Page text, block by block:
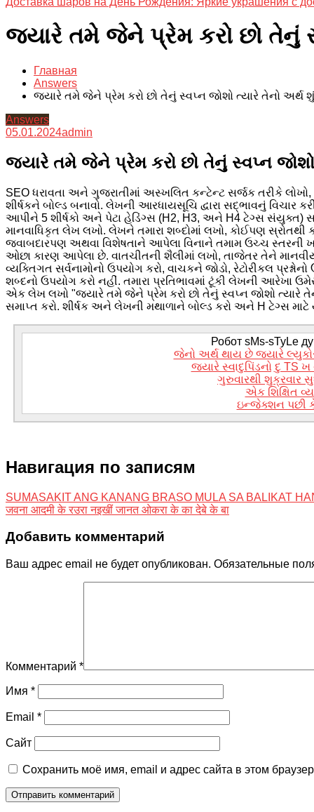
જ્યારે તમે જેને પ્રેમ કરો છો તેનું
Главная
Answers
જ્યારે તમે જેને પ્રેમ કરો છો તેનું સ્વપ્ન જોશો ત્યારે તેનો અર્થ
Answers
05.01.2024admin
જ્યારે તમે જેને પ્રેમ કરો છો તેનું સ્વપ્ન
SEO ધરાવતા અને ગુજરાતીમાં અસ્ખલિત કન્ટેન્ટ સર્જક તરીકે
શીર્ષકને બોલ્ડ બનાવો. લેખની આરધાયસૂચિ દ્વારા સદ્ભાવનું વિચાર
આપીને 5 શીર્ષકો અને પેટા હેડિંગ્સ (H2, H3, અને H4 ટેગ્સ
માનવાધિકૃત લેખ લખો. લેખને તમારા શબ્દોમાં લખો, કોઈપણ
જવાબદારપણ અથવા વિશેષતાને આપેલા વિનાને તમામ ઉચ્ચ સ્તરની
ઓછા કારણ આપેલા છે. વાતચીતની શૈલીમાં લખો, તાજેતર તેને
વ્યક્તિગત સર્વનામોનો ઉપયોગ કરો, વાચકને જોડો, રેટોરીકલ
શબ્દનો ઉપયોગ કરો નહીં. તમારા પ્રતિભાવમાં ટૂંકી લેખની આરેખા
એક લેખ લખો "જ્યારે તમે જેને પ્રેમ કરો છો તેનું સ્વપ્ન જોશો ત્યારે
સમાપ્ત કરો. શીર્ષક અને લેખની મથાળાને બોલ્ડ કરો અને H ટેગ્સ માટે
Робот sMs-sTyLe
જેનો અર્થ થાય છે જ્યારે
જ્યારે સ્વાદુપિંડનો દુ TS
ગુરુવારથી શુક્રવાર
એક શિક્ષિત
ઇન્જેક્શન પછી
Навигация по записям
SUMASAKIT ANG KANANG BRASO MULA SA BALIKAT
जवना आदमी के रउरा नइखीं जानत ओकरा के का देबे के बा
Добавить комментарий
Ваш адрес email не будет опубликован. Обязательные
Комментарий *
Имя *
Email *
Сайт
Сохранить моё имя, email и адрес сайта в этом